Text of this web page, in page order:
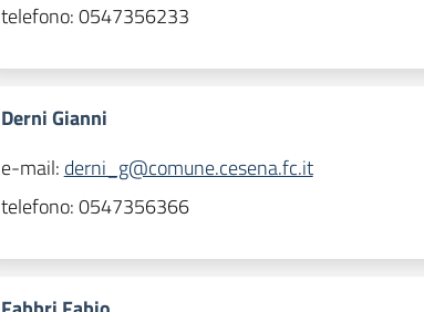
telefono:0547356233
Derni Gianni
e-mail: derni_g@comune.cesena.fc.it
telefono:0547356366